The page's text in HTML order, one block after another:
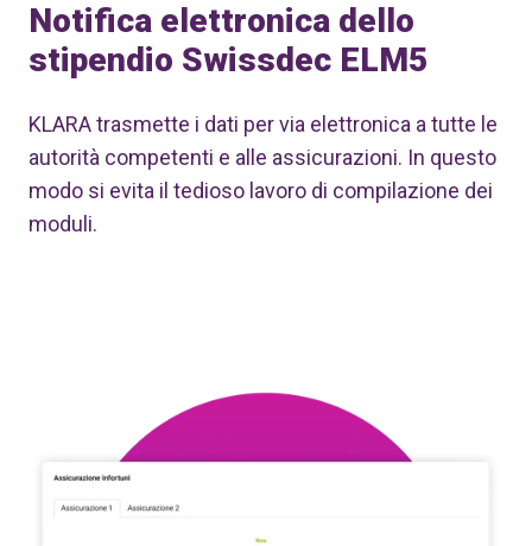
Notifica elettronica dello
stipendio Swissdec ELM5
KLARA trasmette i dati per via elettronica a tutte le
autorità competenti e alle assicurazioni. In questo
modo si evita il tedioso lavoro di compilazione dei
moduli.